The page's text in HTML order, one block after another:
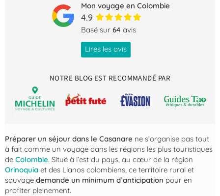
Mon voyage en Colombie
4.9
Basé sur 64 avis
Lires les avis
NOTRE BLOG EST RECOMMANDÉ PAR
Préparer un séjour dans le Casanare ne s’organise pas tout
à fait comme un voyage dans les régions les plus touristiques
de Colombie. Situé à l’est du pays, au cœur de la région
Orinoquia et des Llanos colombiens, ce territoire rural et
sauvage demande un minimum d’anticipation pour en
profiter pleinement.